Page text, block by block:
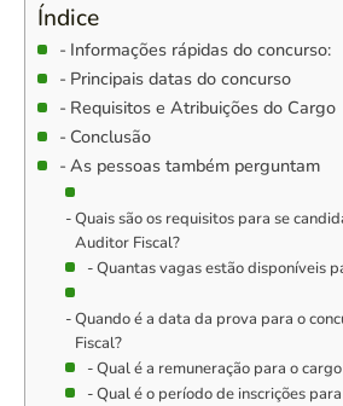
Índice
Informações rápidas do concurso:
Principais datas do concurso
Requisitos e Atribuições do Cargo
Conclusão
As pessoas também perguntam
Quais são os requisitos para se
Auditor Fiscal?
Quantas vagas estão disponíveis
Quando é a data da prova para o
Fiscal?
Qual é a remuneração para o
Qual é o período de inscrições